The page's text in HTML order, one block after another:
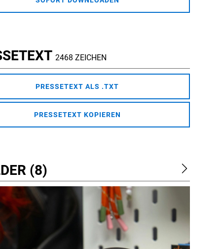
2468 ZEICHEN
PRESSETEXT ALS .TXT
PRESSETEXT KOPIEREN
(8)